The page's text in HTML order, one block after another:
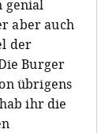
genial
aber auch
der
Burger
übrigens
ihr die